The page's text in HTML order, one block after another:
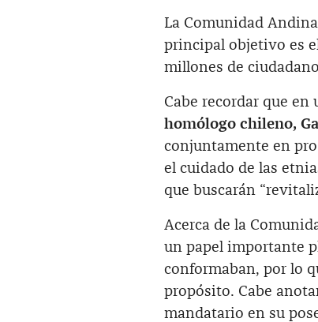
La Comunidad
principal objetivo es
millones de
Cabe recordar que
homólogo chileno,
conjuntamente en
el cuidado de las
que buscarán
Acerca de la
un papel importante
conformaban, por lo
propósito. Cabe
mandatario en su